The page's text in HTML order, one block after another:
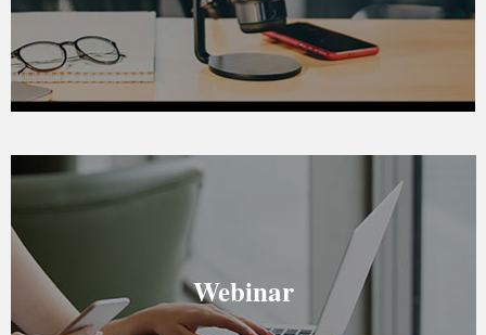
Webinar